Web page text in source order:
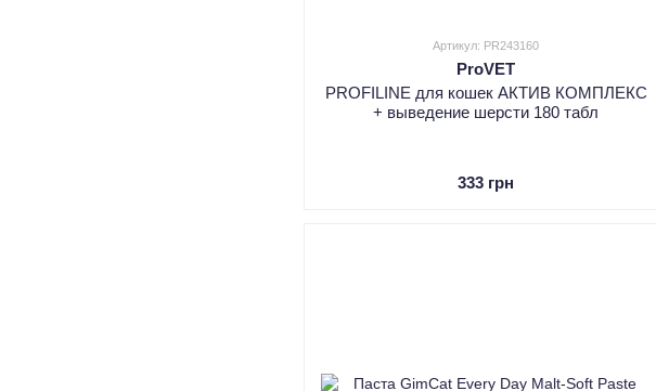
Артикул: PR243160
ProVET
PROFILINE для кошек АКТИВ КОМПЛЕКС
+ выведение шерсти 180 табл
333 грн